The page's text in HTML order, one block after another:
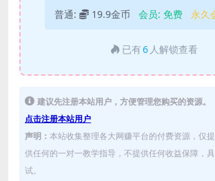
普通: 19.9金币 会员: 免费 永久
已有6 人解锁查看
建议先注册本站用户，方便管理您购买的资源。
点击注册本站用户
声明： 本站收集整理各大网赚平台的付费资源，仅
供任何的一对一教学指导，不提供任何收益保障，
试。